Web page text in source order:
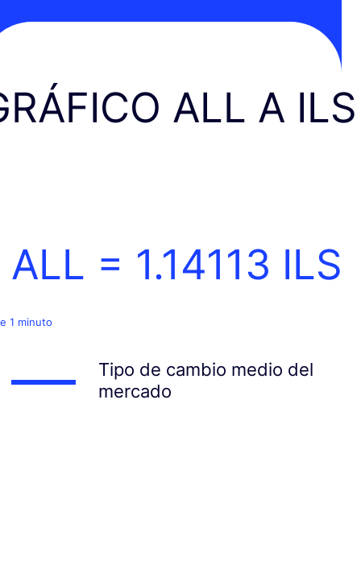
ALL A ILS
ALL = 1.14113 ILS
1 minuto
Tipo de cambio medio del
mercado